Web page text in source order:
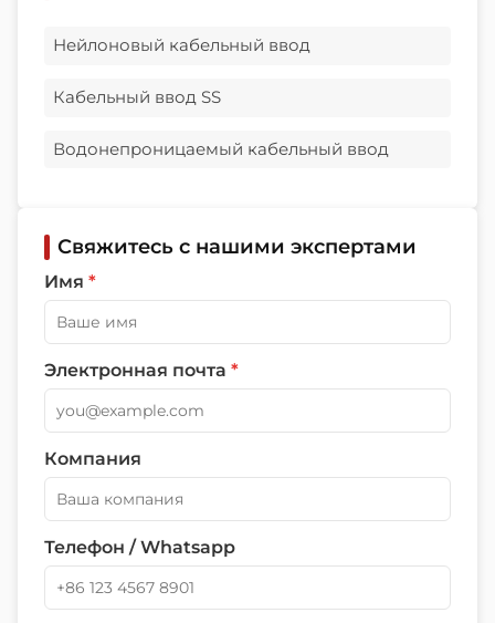
Нейлоновый кабельный ввод
Кабельный ввод SS
Водонепроницаемый кабельный ввод
Свяжитесь с нашими экспертами
Имя *
Электронная почта *
Компания
Телефон / Whatsapp